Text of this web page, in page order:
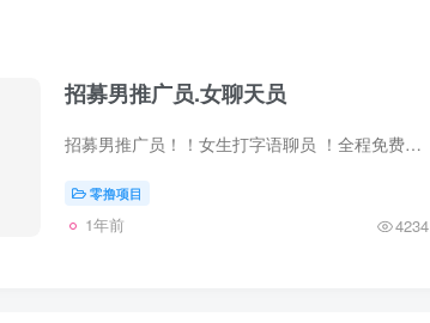
招募男推广员.女聊天员
招募男推广员！！女生打字语聊员 ！全程免费在家日撸100-1000项目无任何要求和费用，只要是女孩子满18到45即可，跟玩家去聊，他们每回一句，我们获得0.15-0.5的收益，语音电话一分钟2-6收益视频...
零撸项目
1年前 4234